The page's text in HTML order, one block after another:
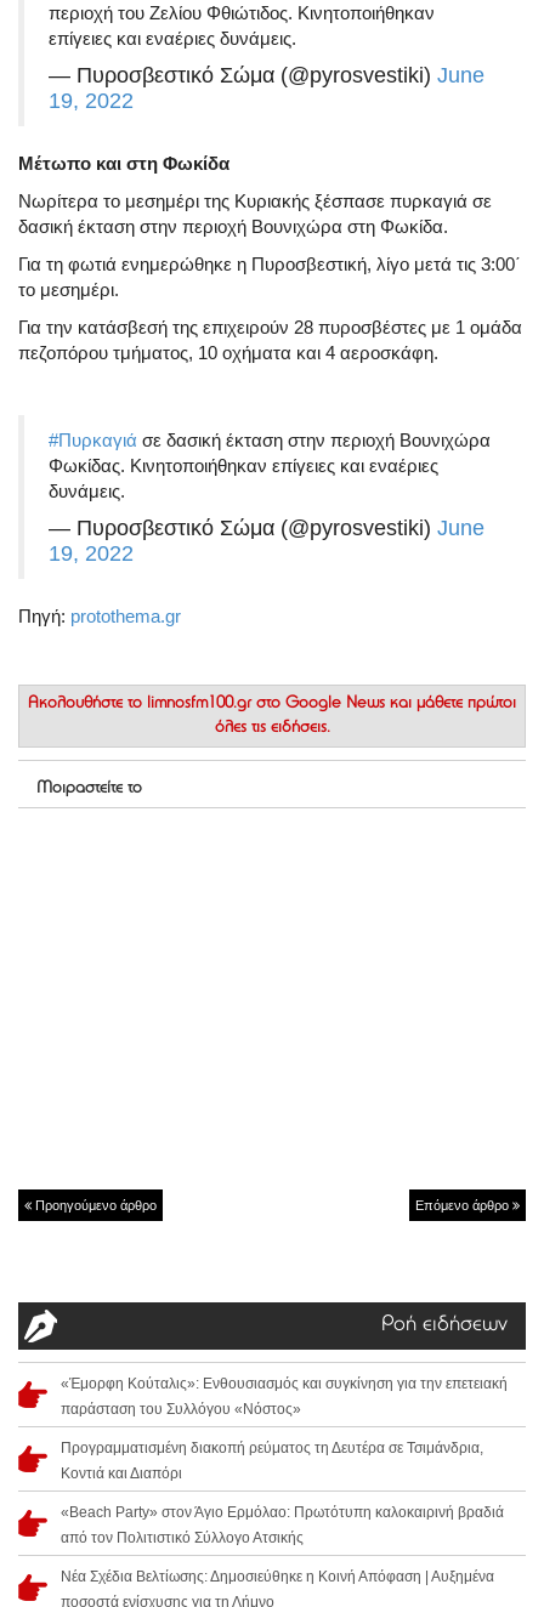
περιοχή του Ζελίου Φθιώτιδος. Κινητοποιήθηκαν
επίγειες και εναέριες δυνάμεις.
— Πυροσβεστικό Σώμα (@pyrosvestiki) June
19, 2022
Μέτωπο και στη Φωκίδα
Νωρίτερα το μεσημέρι της Κυριακής ξέσπασε πυρκαγιά σε
δασική έκταση στην περιοχή Βουνιχώρα στη Φωκίδα.
Για τη φωτιά ενημερώθηκε η Πυροσβεστική, λίγο μετά τις 3:00΄
το μεσημέρι.
Για την κατάσβεσή της επιχειρούν 28 πυροσβέστες με 1 ομάδα
πεζοπόρου τμήματος, 10 οχήματα και 4 αεροσκάφη.
#Πυρκαγιά σε δασική έκταση στην περιοχή Βουνιχώρα
Φωκίδας. Κινητοποιήθηκαν επίγειες και εναέριες
δυνάμεις.
— Πυροσβεστικό Σώμα (@pyrosvestiki) June
19, 2022
Πηγή: protothema.gr
Ακολουθήστε το limnosfm100.gr στο Google News και μάθετε πρώτοι
όλες τις ειδήσεις.
Μοιραστείτε το
Προηγούμενο άρθρο Επόμενο άρθρο
Ροή ειδήσεων
«Έμορφη Κούταλις»: Ενθουσιασμός και συγκίνηση για την επετειακή
παράσταση του Συλλόγου «Νόστος»
Προγραμματισμένη διακοπή ρεύματος τη Δευτέρα σε Τσιμάνδρια,
Κοντιά και Διαπόρι
«Beach Party» στον Άγιο Ερμόλαο: Πρωτότυπη καλοκαιρινή βραδιά
από τον Πολιτιστικό Σύλλογο Ατσικής
Νέα Σχέδια Βελτίωσης: Δημοσιεύθηκε η Κοινή Απόφαση | Αυξημένα
ποσοστά ενίσχυσης για τη Λήμνο